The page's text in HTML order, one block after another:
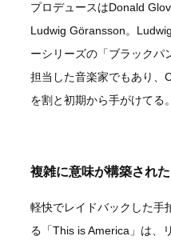
プロデュースはDonald
Ludwig Göransson。
ーシリーズの「ブラックパ
担当した音楽家でもあり、
を割と初期から手がけてる。
複雑に意味が構築され
軽快でレイドバックした手
る「This is America」は、